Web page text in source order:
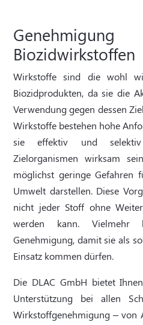
Biozidwirkstoffen
Wirkstoffe sind die wohl
Biozidprodukten, da sie die
Verwendung gegen dessen
Wirkstoffe bestehen hohe
sie effektiv und
Zielorganismen wirksam
möglichst geringe Gefahren
Umwelt darstellen. Diese
nicht jeder Stoff ohne
werden kann. Vielmehr
Genehmigung, damit sie als
Einsatz kommen dürfen.
Die DLAC GmbH bietet
Unterstützung bei allen
Wirkstoffgenehmigung – von